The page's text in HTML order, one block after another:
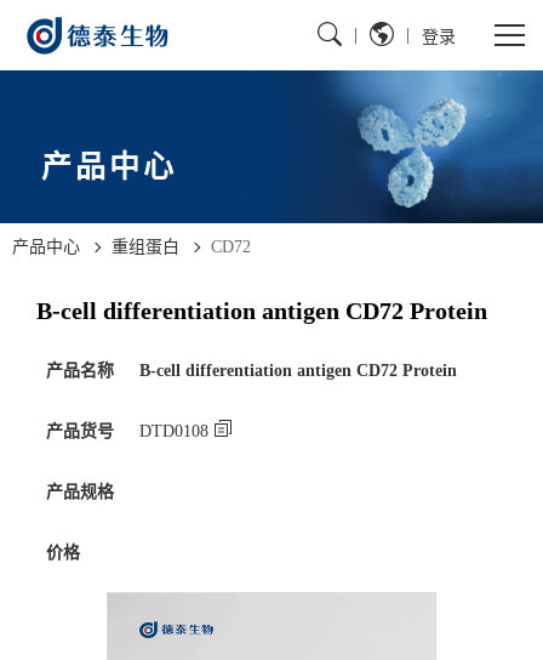
登录
产品中心
产品中心 重组蛋白 CD72
B-cell differentiation antigen CD72 Protein
产品名称 B-cell differentiation antigen CD72 Protein
产品货号 DTD0108
产品规格
价格